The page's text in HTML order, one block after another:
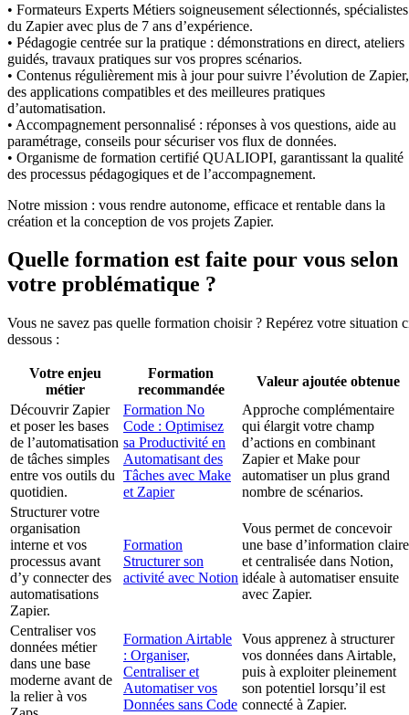
• Formateurs Experts Métiers soigneusement sélectionnés, spécialistes
du Zapier avec plus de 7 ans d’expérience.
• Pédagogie centrée sur la pratique : démonstrations en direct, ateliers
guidés, travaux pratiques sur vos propres scénarios.
• Contenus régulièrement mis à jour pour suivre l’évolution de Zapier,
des applications compatibles et des meilleures pratiques
d’automatisation.
• Accompagnement personnalisé : réponses à vos questions, aide au
paramétrage, conseils pour sécuriser vos flux de données.
• Organisme de formation certifié QUALIOPI, garantissant la qualité
des processus pédagogiques et de l’accompagnement.
Notre mission : vous rendre autonome, efficace et rentable dans la
création et la conception de vos projets Zapier.
Quelle formation est faite pour vous selon
votre problématique ?
Vous ne savez pas quelle formation choisir ? Repérez votre situation
dessous :
Votre enjeu
métier
Formation
recommandée
Valeur ajoutée obtenue
Découvrir Zapier
et poser les bases
de l’automatisation
de tâches simples
entre vos outils du
quotidien.
Formation No
Code : Optimisez
sa Productivité en
Automatisant des
Tâches avec Make
et Zapier
Approche complémentaire
qui élargit votre champ
d’actions en combinant
Zapier et Make pour
automatiser un plus grand
nombre de scénarios.
Structurer votre
organisation
interne et vos
processus avant
d’y connecter des
automatisations
Zapier.
Formation
Structurer son
activité avec Notion
Vous permet de concevoir
une base d’information claire
et centralisée dans Notion,
idéale à automatiser ensuite
avec Zapier.
Centraliser vos
données métier
dans une base
moderne avant de
la relier à vos
Formation Airtable
: Organiser,
Centraliser et
Automatiser vos
Données sans Code
Vous apprenez à structurer
vos données dans Airtable,
puis à exploiter pleinement
son potentiel lorsqu’il est
connecté à Zapier.